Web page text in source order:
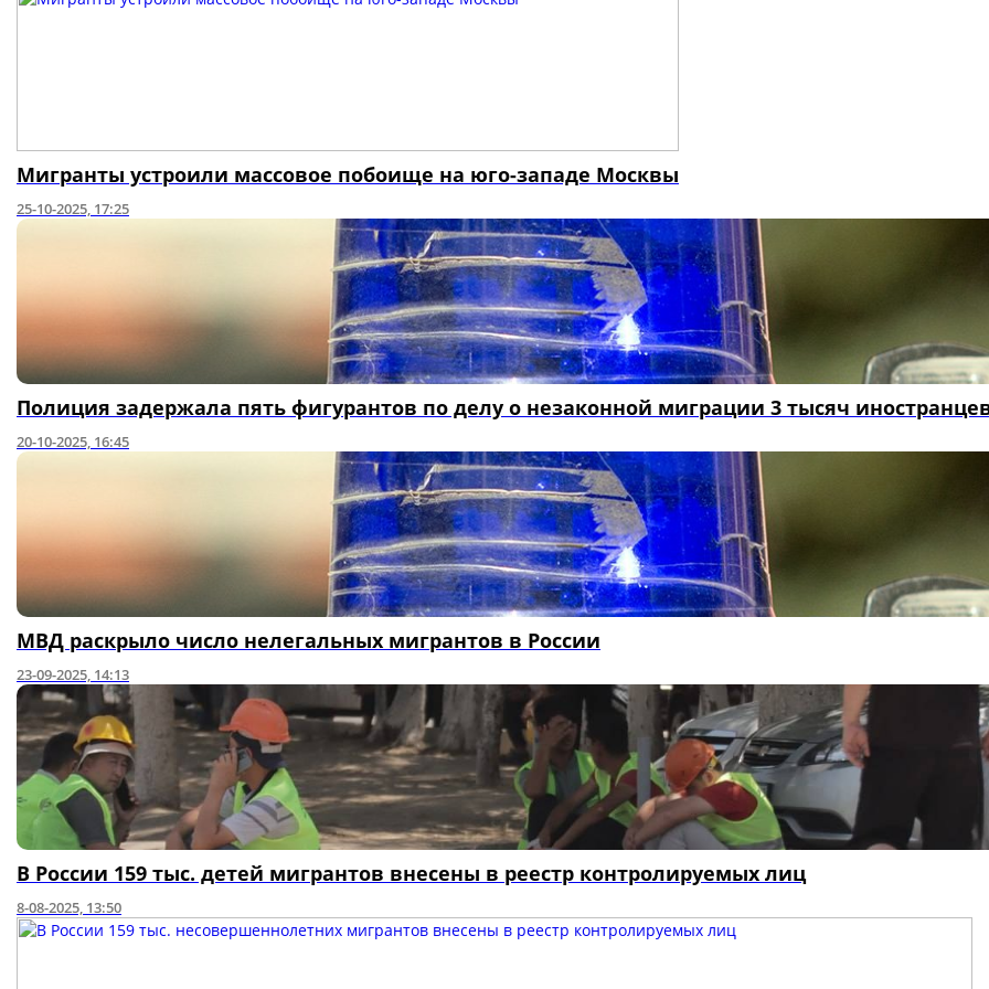
Мигранты устроили массовое побоище на юго-западе Москвы
25-10-2025, 17:25
Полиция задержала пять фигурантов по делу о незаконной миграции 3 тысяч
20-10-2025, 16:45
МВД раскрыло число нелегальных мигрантов в России
23-09-2025, 14:13
В России 159 тыс. детей мигрантов внесены в реестр контролируемых лиц
8-08-2025, 13:50